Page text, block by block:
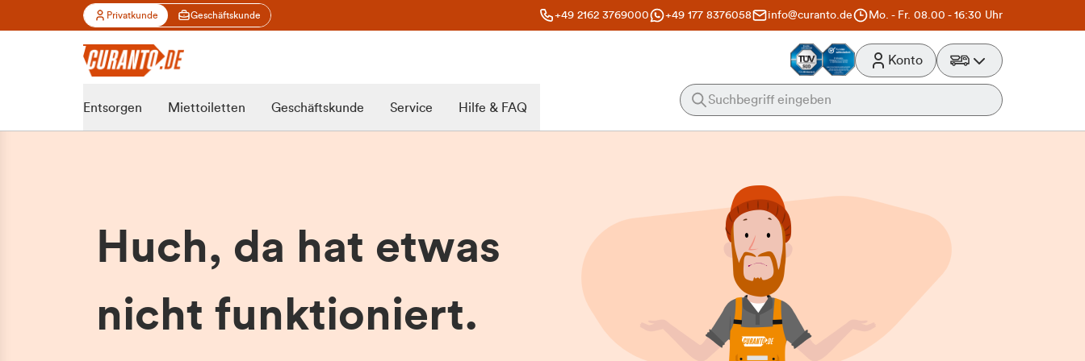
Privatkunde Geschäftskunde +49 2162 3769000 +49 177 8376058 info@curanto.de Mo. - Fr. 08.00 - 16:30 Uhr
Konto
Entsorgen Miettoiletten Geschäftskunde Service Hilfe & FAQ
Huch, da hat etwas
nicht funktioniert.